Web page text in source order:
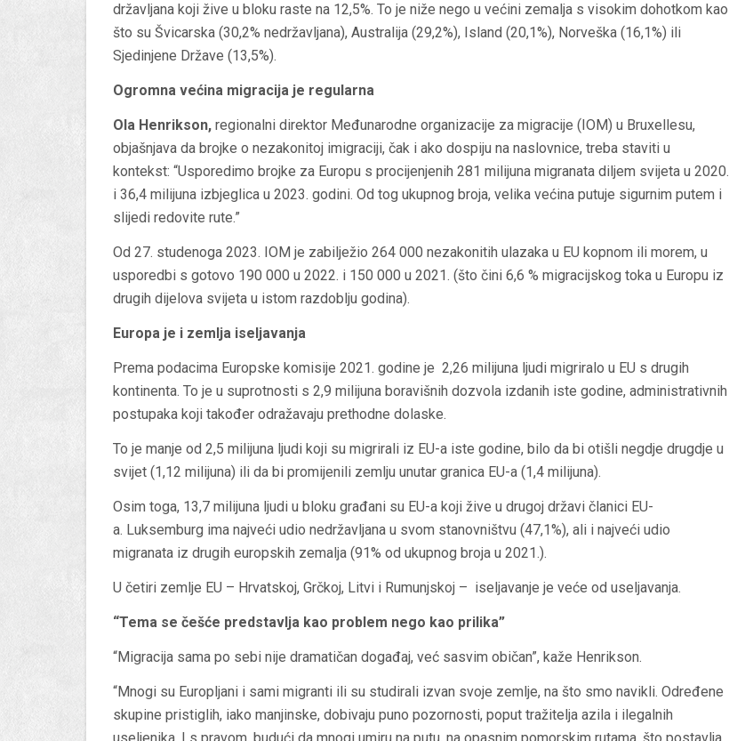
državljana koji žive u bloku raste na 12,5%. To je niže nego u većini zemalja s visokim dohotkom kao
što su Švicarska (30,2% nedržavljana), Australija (29,2%), Island (20,1%), Norveška (16,1%) ili
Sjedinjene Države (13,5%).
Ogromna većina migracija je regularna
Ola Henrikson, regionalni direktor Međunarodne organizacije za migracije (IOM) u Bruxellesu,
objašnjava da brojke o nezakonitoj imigraciji, čak i ako dospiju na naslovnice, treba staviti u
kontekst: “Usporedimo brojke za Europu s procijenjenih 281 milijuna migranata diljem svijeta u 2020.
i 36,4 milijuna izbjeglica u 2023. godini. Od tog ukupnog broja, velika većina putuje sigurnim putem i
slijedi redovite rute.”
Od 27. studenoga 2023. IOM je zabilježio 264 000 nezakonitih ulazaka u EU kopnom ili morem, u
usporedbi s gotovo 190 000 u 2022. i 150 000 u 2021. (što čini 6,6 % migracijskog toka u Europu iz
drugih dijelova svijeta u istom razdoblju godina).
Europa je i zemlja iseljavanja
Prema podacima Europske komisije 2021. godine je 2,26 milijuna ljudi migriralo u EU s drugih
kontinenta. To je u suprotnosti s 2,9 milijuna boravišnih dozvola izdanih iste godine, administrativnih
postupaka koji također odražavaju prethodne dolaske.
To je manje od 2,5 milijuna ljudi koji su migrirali iz EU-a iste godine, bilo da bi otišli negdje drugdje u
svijet (1,12 milijuna) ili da bi promijenili zemlju unutar granica EU-a (1,4 milijuna).
Osim toga, 13,7 milijuna ljudi u bloku građani su EU-a koji žive u drugoj državi članici EU-
a. Luksemburg ima najveći udio nedržavljana u svom stanovništvu (47,1%), ali i najveći udio
migranata iz drugih europskih zemalja (91% od ukupnog broja u 2021.).
U četiri zemlje EU – Hrvatskoj, Grčkoj, Litvi i Rumunjskoj – iseljavanje je veće od useljavanja.
“Tema se češće predstavlja kao problem nego kao prilika”
“Migracija sama po sebi nije dramatičan događaj, već sasvim običan”, kaže Henrikson.
“Mnogi su Europljani i sami migranti ili su studirali izvan svoje zemlje, na što smo navikli. Određene
skupine pristiglih, iako manjinske, dobivaju puno pozornosti, poput tražitelja azila i ilegalnih